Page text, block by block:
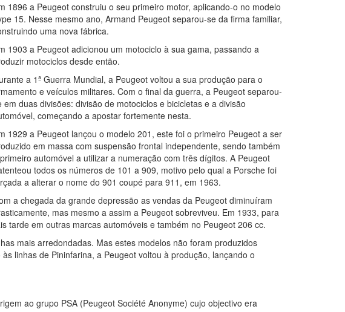
1896 a Peugeot construiu o seu primeiro motor, aplicando-o no modelo
15. Nesse mesmo ano, Armand Peugeot separou-se da firma familiar,
uma nova fábrica.
1903 a Peugeot adicionou um motociclo à sua gama, passando a
motociclos desde então.
a 1ª Guerra Mundial, a Peugeot voltou a sua produção para o
e veículos militares. Com o final da guerra, a Peugeot separou-
em duas divisões: divisão de motociclos e bicicletas e a divisão
começando a apostar fortemente nesta.
1929 a Peugeot lançou o modelo 201, este foi o primeiro Peugeot a ser
em massa com suspensão frontal independente, sendo também
automóvel a utilizar a numeração com três dígitos. A Peugeot
todos os números de 101 a 909, motivo pelo qual a Porsche foi
a alterar o nome do 901 coupé para 911, em 1963.
a chegada da grande depressão as vendas da Peugeot diminuíram
mas mesmo a assim a Peugeot sobreviveu. Em 1933, para
tarde em outras marcas automóveis e também no Peugeot 206 cc.
mais arredondadas. Mas estes modelos não foram produzidos
linhas de Pininfarina, a Peugeot voltou à produção, lançando o
ao grupo PSA (Peugeot Société Anonyme) cujo objectivo era